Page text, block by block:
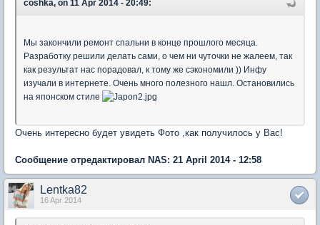
coshka, on 11 Apr 2014 - 20:49:
Мы закончили ремонт спальни в конце прошлого месяца.
Разработку решили делать сами, о чем ни чуточки не жалеем, так
как результат нас порадовал, к тому же сэкономили )) Инфу
изучали в интернете. Очень много полезного нашл. Остановились
на японском стиле
Очень интересно будет увидеть Фото ,как получилось у Вас!
Сообщение отредактировал NAS: 21 April 2014 - 12:58
Lentka82
16 Apr 2014